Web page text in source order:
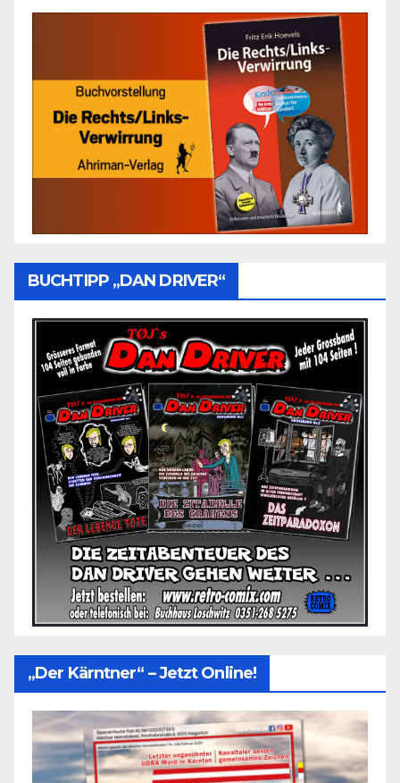
BUCHTIPP „DAN DRIVER“
„Der Kärntner“ – Jetzt Online!